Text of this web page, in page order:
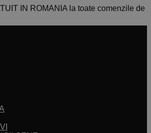
IN ROMANIA la toate comenzile de